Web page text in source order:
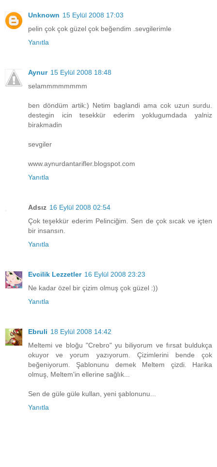
Unknown 15 Eylül 2008 17:03
pelin çok çok güzel çok beğendim .sevgilerimle
Yanıtla
Aynur 15 Eylül 2008 18:48
selammmmmmmm
ben döndüm artik:) Netim baglandi ama cok uzun surdu.
destegin icin tesekkür ederim yoklugumdada yalniz
birakmadin
sevgiler
www.aynurdantarifler.blogspot.com
Yanıtla
Adsız 16 Eylül 2008 02:54
Çok teşekkür ederim Pelinciğim. Sen de çok sıcak ve içten
bir insansın.
Yanıtla
Evcilik Lezzetler 16 Eylül 2008 23:23
Ne kadar özel bir çizim olmuş çok güzel :))
Yanıtla
Ebruli 18 Eylül 2008 14:42
Meltemi ve bloğu "Crebro" yu biliyorum ve fırsat buldukça
okuyor ve yorum yazıyorum. Çizimlerini bende çok
beğeniyorum. Şablonunu demek Meltem çizdi. Harika
olmuş, Meltem'in ellerine sağlık...
Sen de güle güle kullan, yeni şablonunu...
Yanıtla